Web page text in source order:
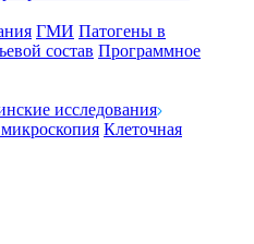
ГМИ Патогены в
состав Программное
исследования
Клеточная